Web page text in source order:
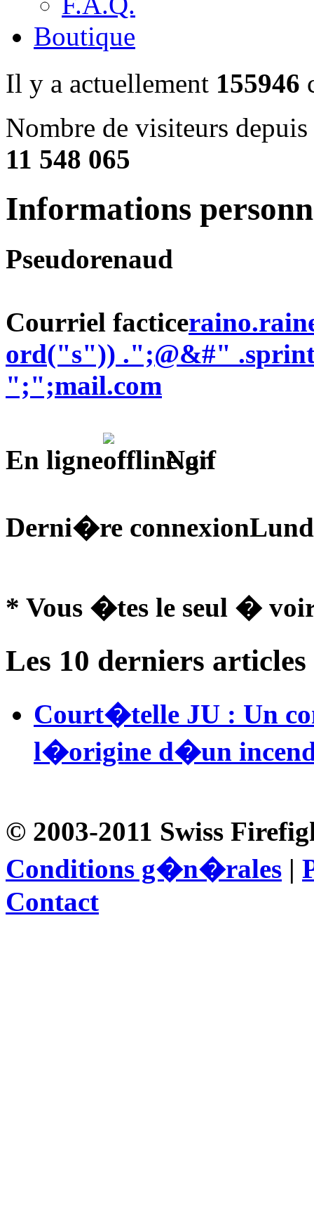
Boutique
Il y a actuellement 155946
Nombre de visiteurs
11 548 065
Informations
Pseudorenaud
Courriel factice
ord("s")) .";@&#"
";";mail.com
En ligne Non
Derni�re connexion
* Vous �tes le seul �
Les 10 derniers
Court�telle JU : Un
l�origine d�un
© 2003-2011 Swiss
Conditions g�n�rales |
Contact